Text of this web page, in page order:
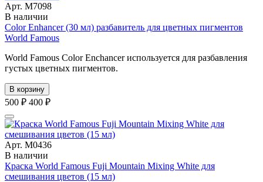
Арт. М7098
В наличии
Color Enhancer (30 мл) разбавитель для цветных пигментов
World Famous
World Famous Color Enchancer используется для разбавления
густых цветных пигментов.
В корзину
500 ₽ 400 ₽
Арт. М0436
В наличии
Краска World Famous Fuji Mountain Mixing White для
смешивания цветов (15 мл)